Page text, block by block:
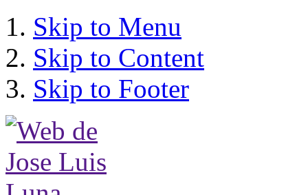
Skip to Menu
Skip to Content
Skip to Footer